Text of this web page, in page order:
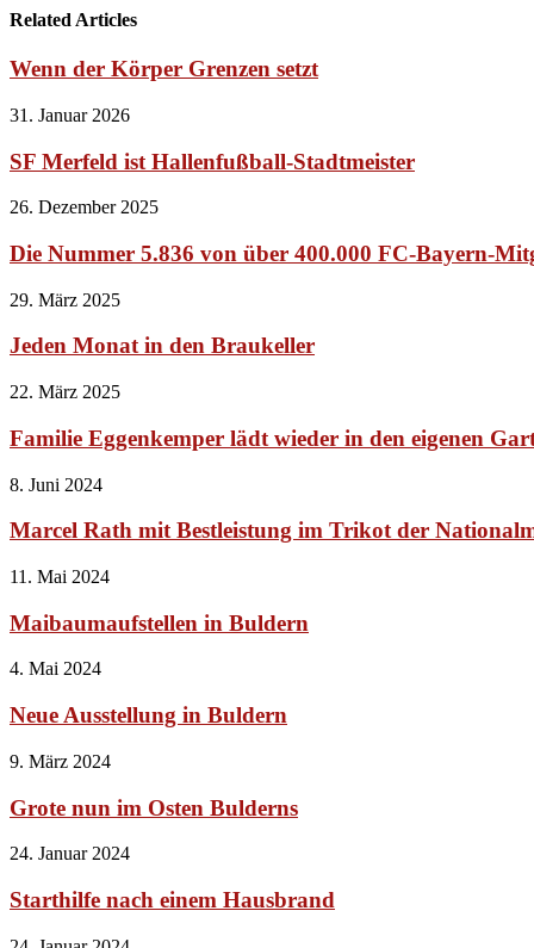
Related Articles
Wenn der Körper Grenzen setzt
31. Januar 2026
SF Merfeld ist Hallenfußball-Stadtmeister
26. Dezember 2025
Die Nummer 5.836 von über 400.000 FC-Bayern-
29. März 2025
Jeden Monat in den Braukeller
22. März 2025
Familie Eggenkemper lädt wieder in den eigenen
8. Juni 2024
Marcel Rath mit Bestleistung im Trikot der
11. Mai 2024
Maibaumaufstellen in Buldern
4. Mai 2024
Neue Ausstellung in Buldern
9. März 2024
Grote nun im Osten Bulderns
24. Januar 2024
Starthilfe nach einem Hausbrand